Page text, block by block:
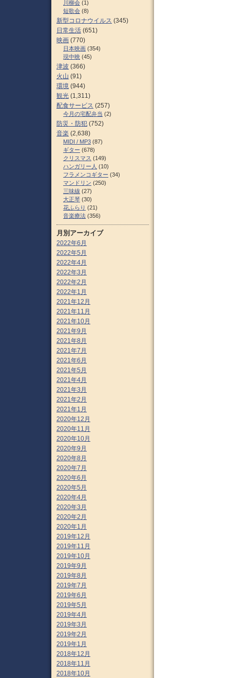
川柳会 (1)
短歌会 (8)
新型コロナウイルス (345)
日常生活 (651)
映画 (770)
日本映画 (354)
現中映 (45)
津波 (366)
火山 (91)
環境 (944)
観光 (1,311)
配食サービス (257)
今月の宅配弁当 (2)
防災・防犯 (752)
音楽 (2,638)
MIDI / MP3 (87)
ギター (678)
クリスマス (149)
ハンガリー人 (10)
フラメンコギター (34)
マンドリン (250)
三味線 (27)
大正琴 (30)
花ふらり (21)
音楽療法 (356)
月別アーカイブ
2022年6月
2022年5月
2022年4月
2022年3月
2022年2月
2022年1月
2021年12月
2021年11月
2021年10月
2021年9月
2021年8月
2021年7月
2021年6月
2021年5月
2021年4月
2021年3月
2021年2月
2021年1月
2020年12月
2020年11月
2020年10月
2020年9月
2020年8月
2020年7月
2020年6月
2020年5月
2020年4月
2020年3月
2020年2月
2020年1月
2019年12月
2019年11月
2019年10月
2019年9月
2019年8月
2019年7月
2019年6月
2019年5月
2019年4月
2019年3月
2019年2月
2019年1月
2018年12月
2018年11月
2018年10月